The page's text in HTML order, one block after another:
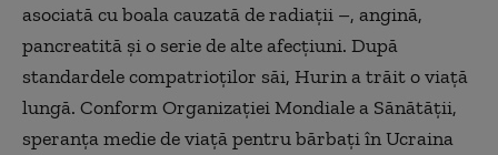
asociată cu boala cauzată de radiații –, angină,
pancreatită și o serie de alte afecțiuni. După
standardele compatrioților săi, Hurin a trăit o viață
lungă. Conform Organizației Mondiale a Sănătății,
speranța medie de viață pentru bărbați în Ucraina